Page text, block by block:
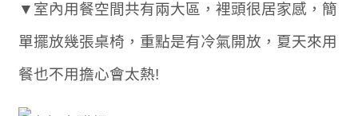
▼室內用餐空間共有兩大區，裡頭很居家感，簡
單擺放幾張桌椅，重點是有冷氣開放，夏天來用
餐也不用擔心會太熱!